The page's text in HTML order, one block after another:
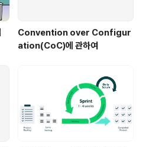
Convention over Configur
ation(CoC)에 관하여